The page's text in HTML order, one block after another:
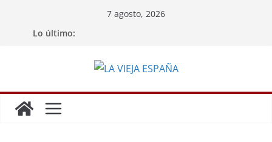
7 agosto, 2026
Lo último: